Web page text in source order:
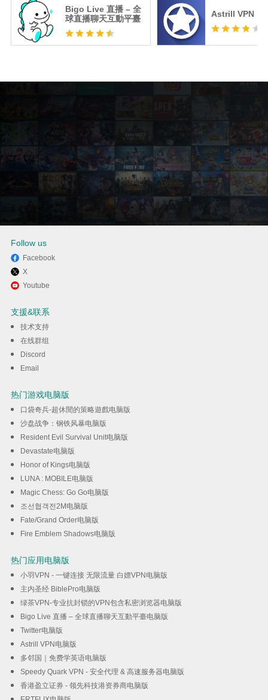
Bigo Live 直播 – 全
球直播聊天互動平臺
Astrill VPN
通过逍遥在电脑上享受YouTube
Music - Stream Songs & Music
Follow us
Facebook
X
Youtube
支援&联系
技术支持
在线群组
Discord
Email
热门游戏电脑版
口袋奇兵-超休閒的策略遊戲电脑版
沙盘战争：钢铁风暴电脑版
Resident Evil Survival Unit电脑版
Devastate电脑版
Honor of Kings电脑版
LUNA : MOBILE电脑版
Magic Chess: Go Go电脑版
조선협객전2M电脑版
Fate/Grand Order电脑版
Fire Emblem Shadows电脑版
热门应用电脑版
小羽VPN - 一键连接 无限流量 白嫖VPN电脑版
主内圣经 BiblePro电脑版
绿茶VPN-专业抗封锁的VPN包含私密浏览器电脑版
Bigo Live 直播 – 全球直播聊天互動平臺电脑版
Twitter电脑版
Astrill VPN电脑版
多邻国｜免费学英语电脑版
Speedy Quark VPN - 安全代理 & 高速服务器电脑版
香港盈立证券 - 领先科技港资券商电脑版